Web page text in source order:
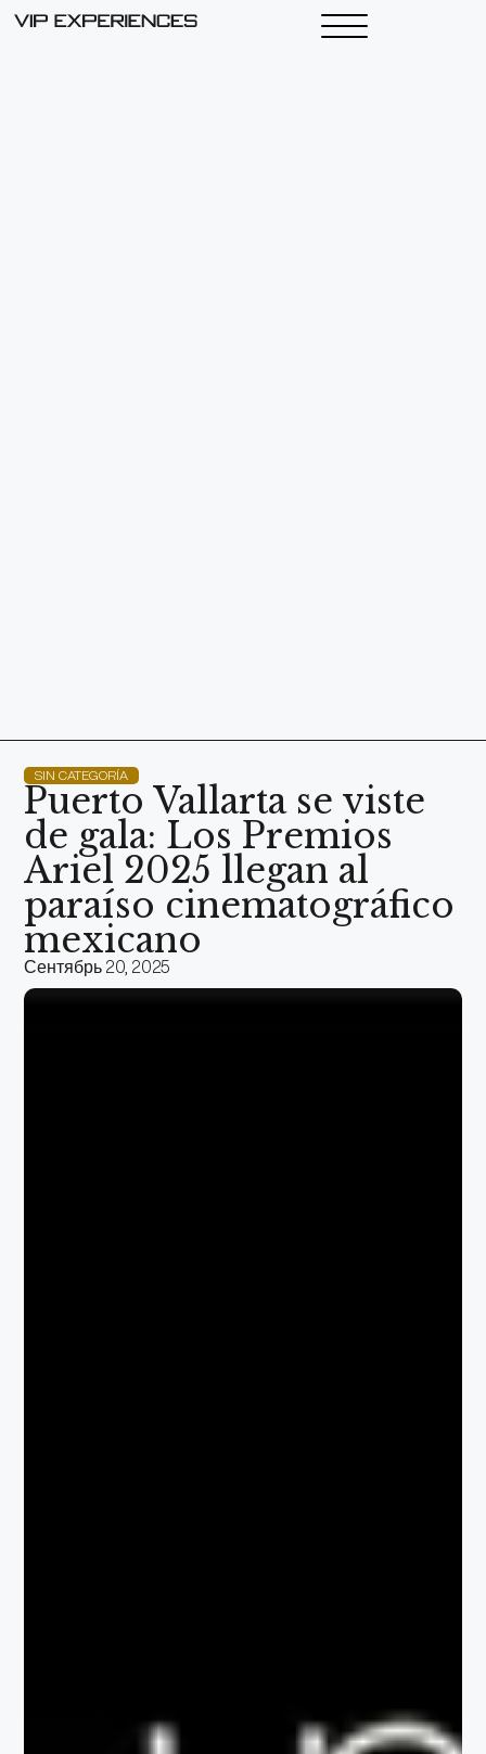
SIN CATEGORÍA
Puerto Vallarta se viste
de gala: Los Premios
Ariel 2025 llegan al
paraíso cinematográfico
mexicano
Сентябрь 20, 2025